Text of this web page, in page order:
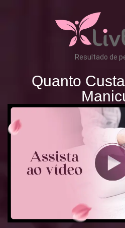
Resultado de
Quanto